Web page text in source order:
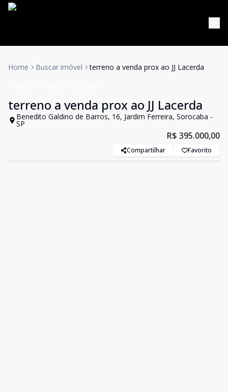
Home Buscar imóvel terreno a venda prox ao JJ Lacerda
terreno a venda prox ao JJ Lacerda
Benedito Galdino de Barros, 16, Jardim Ferreira, Sorocaba -
SP
R$ 395.000,00
Compartilhar Favorito